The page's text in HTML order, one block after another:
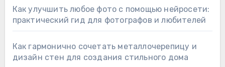
Как улучшить любое фото с помощью нейросети:
практический гид для фотографов и любителей
Как гармонично сочетать металлочерепицу и
дизайн стен для создания стильного дома